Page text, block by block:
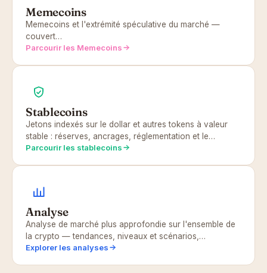
Memecoins
Memecoins et l'extrémité spéculative du marché —
couvert…
Parcourir les Memecoins
Stablecoins
Jetons indexés sur le dollar et autres tokens à valeur
stable : réserves, ancrages, réglementation et le…
Parcourir les stablecoins
Analyse
Analyse de marché plus approfondie sur l'ensemble de
la crypto — tendances, niveaux et scénarios,…
Explorer les analyses